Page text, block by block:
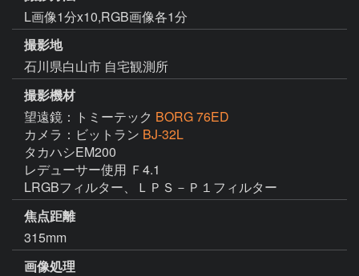
L画像1分x10,RGB画像各1分
撮影地
石川県白山市 自宅観測所
撮影機材
望遠鏡：トミーテック BORG 76ED
カメラ：ビットラン BJ-32L
タカハシEM200
レデューサー使用 Ｆ4.1
LRGBフィルター、ＬＰＳ－Ｐ１フィルター
焦点距離
315mm
画像処理